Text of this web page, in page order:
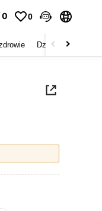
0 0
Dzieci